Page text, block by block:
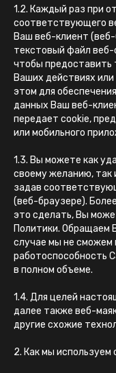
1.2. Каждый раз при
соответствующего
Ваш веб-клиент
текстовый файл веб-
чтобы предоставить
Ваших действиях
этом для
данных Ваш веб-
передает cookie,
или мобильного
1.3. Вы можете как
своему желанию, так
задав
(веб-браузере).
это сделать, Вы
Политики. Обращаем
случае мы не сможем
работоспособность
в полном объеме.
1.4. Для целей
далее также веб-
другие схожие
2. Как мы используем